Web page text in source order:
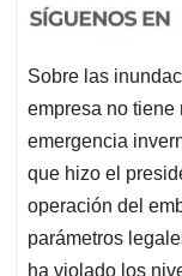
Sobre las
empresa no
emergencia
que hizo el
operación del
parámetros
ha violado los